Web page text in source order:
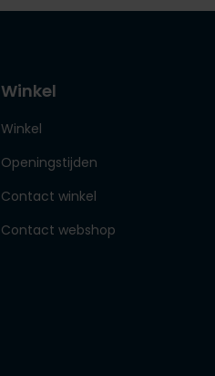
Winkel
Winkel
Openingstijden
Contact winkel
Contact webshop